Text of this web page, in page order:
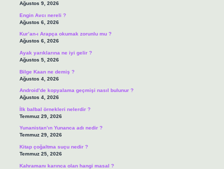
Ağustos 9, 2026
Engin Avcı nereli ?
Ağustos 6, 2026
Kur’an-ı Arapça okumak zorunlu mu ?
Ağustos 6, 2026
Ayak yarıklarına ne iyi gelir ?
Ağustos 5, 2026
Bilge Kaan ne demiş ?
Ağustos 4, 2026
Android’de kopyalama geçmişi nasıl bulunur ?
Ağustos 4, 2026
İlk balbal örnekleri nelerdir ?
Temmuz 29, 2026
Yunanistan’ın Yunanca adı nedir ?
Temmuz 29, 2026
Kitap çoğaltma suçu nedir ?
Temmuz 25, 2026
Kahramanı karınca olan hangi masal ?